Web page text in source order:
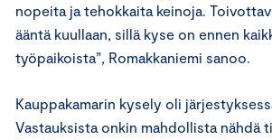
nopeita ja tehokkaita keinoja.
ääntä kuullaan, sillä kyse on ennen
työpaikoista”, Romakkaniemi sanoo.
Kauppakamarin kysely oli
Vastauksista onkin mahdollista nähdä